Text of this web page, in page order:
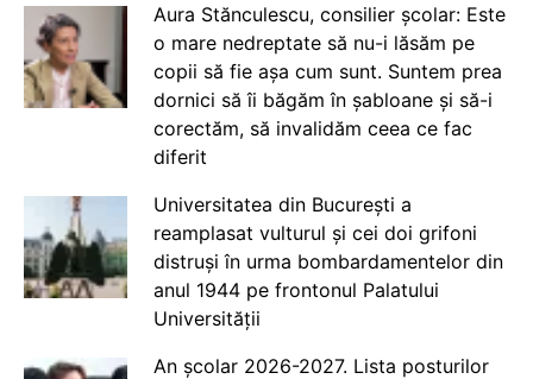
Aura Stănculescu, consilier școlar: Este
o mare nedreptate să nu-i lăsăm pe
copii să fie așa cum sunt. Suntem prea
dornici să îi băgăm în șabloane și să-i
corectăm, să invalidăm ceea ce fac
diferit
Universitatea din București a
reamplasat vulturul și cei doi grifoni
distruși în urma bombardamentelor din
anul 1944 pe frontonul Palatului
Universității
An școlar 2026-2027. Lista posturilor